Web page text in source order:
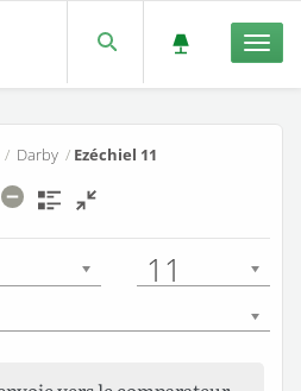
/ Darby / Ezéchiel 11
11